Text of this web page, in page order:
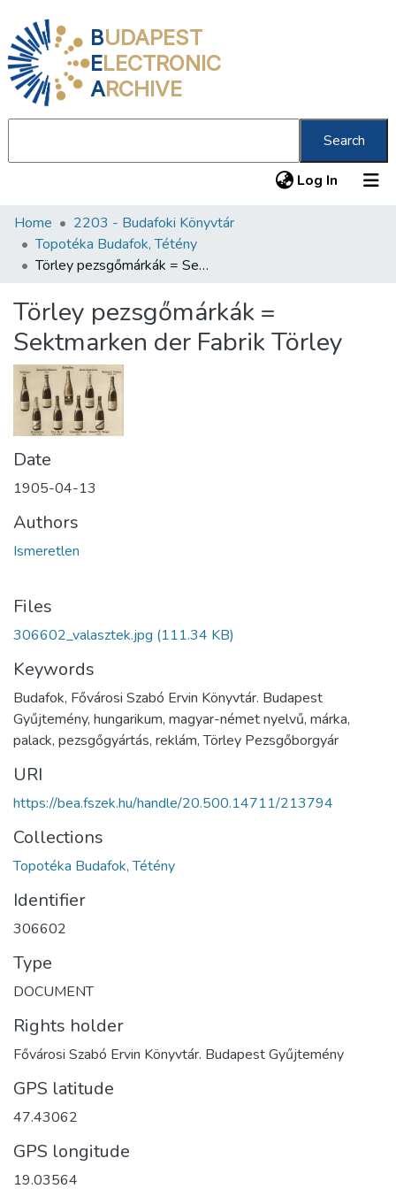
BUDAPEST
ELECTRONIC
ARCHIVE
Search
Log In (current)
Communities & Collections
All of DSpace
About us
Home
2203 - Budafoki Könyvtár
Topotéka Budafok, Tétény
Törley pezsgőmárkák = Sektmarken der Fabrik Törley
Törley pezsgőmárkák =
Sektmarken der Fabrik Törley
Date
1905-04-13
Authors
Ismeretlen
Files
306602_valasztek.jpg (111.34 KB)
Keywords
Budafok, Fővárosi Szabó Ervin Könyvtár. Budapest
Gyűjtemény, hungarikum, magyar-német nyelvű, márka,
palack, pezsgőgyártás, reklám, Törley Pezsgőborgyár
URI
https://bea.fszek.hu/handle/20.500.14711/213794
Collections
Topotéka Budafok, Tétény
Identifier
306602
Type
DOCUMENT
Rights holder
Fővárosi Szabó Ervin Könyvtár. Budapest Gyűjtemény
GPS latitude
47.43062
GPS longitude
19.03564